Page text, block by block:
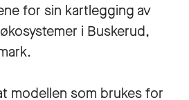
for sin kartlegging av
i Buskerud,
modellen som brukes for